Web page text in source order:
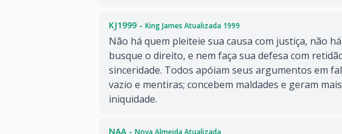
KJ1999 - King James Atualizada 1999
Não há quem pleiteie sua causa com justiça, não
busque o direito, e nem faça sua defesa com
sinceridade. Todos apóiam seus argumentos em
vazio e mentiras; concebem maldades e geram mais
iniquidade.
NAA - Nova Almeida Atualizada